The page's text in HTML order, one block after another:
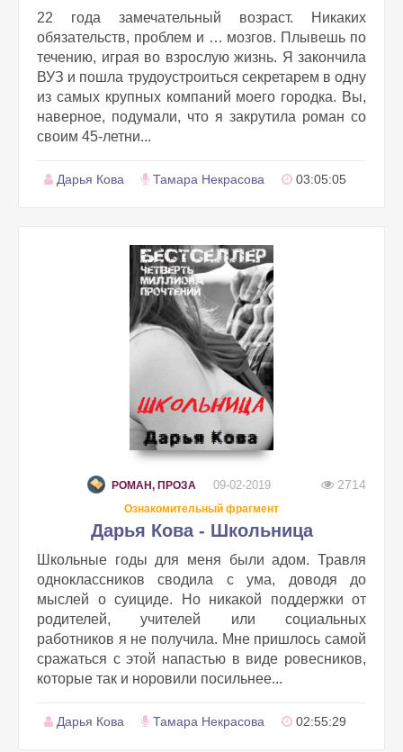
22 года замечательный возраст. Никаких
обязательств, проблем и … мозгов. Плывешь по
течению, играя во взрослую жизнь. Я закончила
ВУЗ и пошла трудоустроиться секретарем в одну
из самых крупных компаний моего городка. Вы,
наверное, подумали, что я закрутила роман со
своим 45-летни...
Дарья Кова Тамара Некрасова 03:05:05
РОМАН, ПРОЗА 09-02-2019 2714
Ознакомительный фрагмент
Дарья Кова - Школьница
Школьные годы для меня были адом. Травля
одноклассников сводила с ума, доводя до
мыслей о суициде. Но никакой поддержки от
родителей, учителей или социальных
работников я не получила. Мне пришлось самой
сражаться с этой напастью в виде ровесников,
которые так и норовили посильнее...
Дарья Кова Тамара Некрасова 02:55:29